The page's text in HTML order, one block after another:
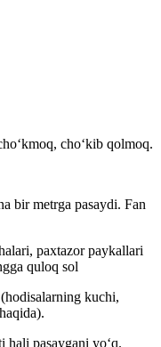
choʻkib qolmoq.
bir metrga pasaydi. Fan
paxtazor paykallari
quloq sol
kuchi,
hali pasaygani yoʻq.